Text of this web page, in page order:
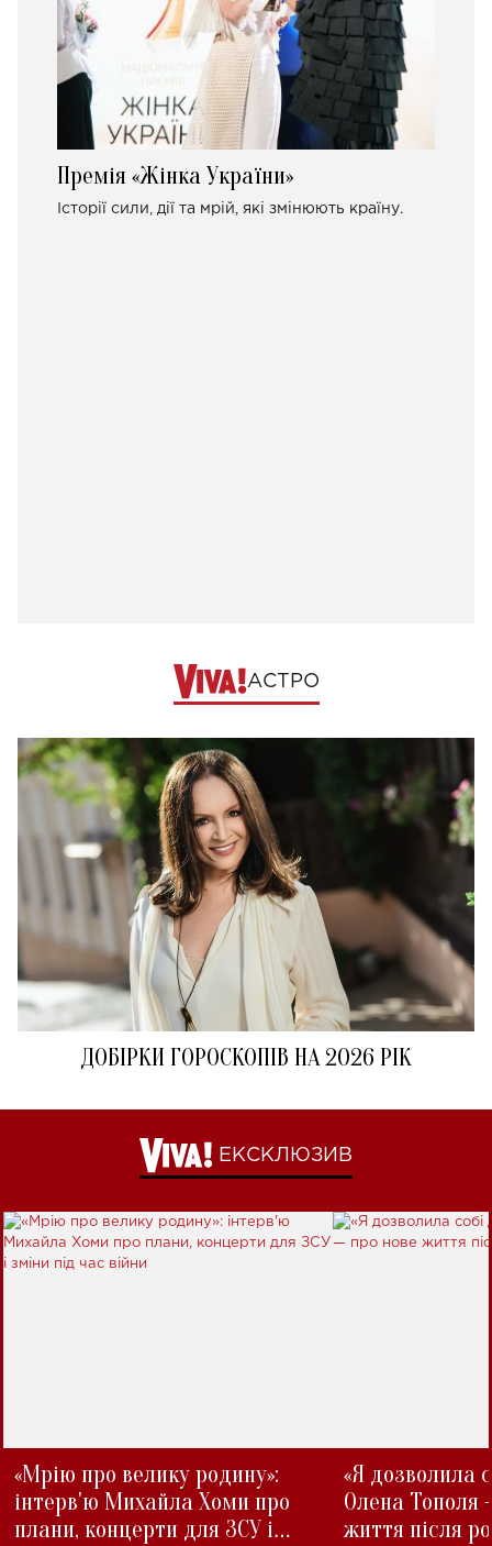
Премія «Жінка України»
Історії сили, дії та мрій, які змінюють країну.
АСТРО
ДОБІРКИ ГОРОСКОПІВ НА 2026 РІК
ЕКСКЛЮЗИВ
«Мрію про велику родину»:
інтерв'ю Михайла Хоми про
плани, концерти для ЗСУ і
«Я дозволила
Олена Тополя
життя після